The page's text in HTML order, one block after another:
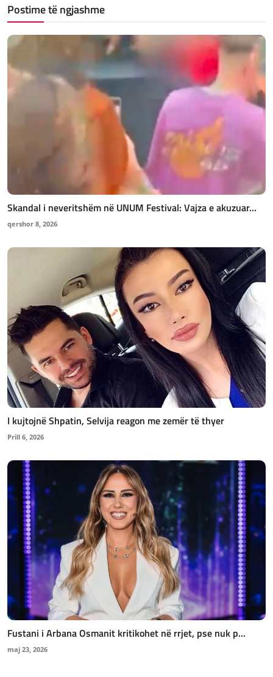
Postime të ngjashme
Skandal i neveritshëm në UNUM Festival: Vajza e akuzuar...
qershor 8, 2026
I kujtojnë Shpatin, Selvija reagon me zemër të thyer
Prill 6, 2026
Fustani i Arbana Osmanit kritikohet në rrjet, pse nuk p...
maj 23, 2026